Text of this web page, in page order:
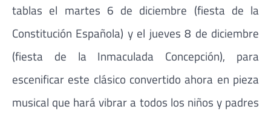
tablas el martes 6 de diciembre (fiesta de la
Constitución Española) y el jueves 8 de diciembre
(fiesta de la Inmaculada Concepción), para
escenificar este clásico convertido ahora en pieza
musical que hará vibrar a todos los niños y padres